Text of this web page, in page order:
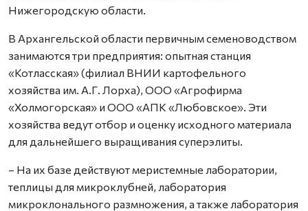
Нижегородскую области.
В Архангельской области первичным семеноводством
занимаются три предприятия: опытная станция
«Котласская» (филиал ВНИИ картофельного
хозяйства им. А.Г. Лорха), ООО «Агрофирма
«Холмогорская» и ООО «АПК «Любовское». Эти
хозяйства ведут отбор и оценку исходного материала
для дальнейшего выращивания суперэлиты.
– На их базе действуют меристемные лаборатории,
теплицы для микроклубней, лаборатория
микроклонального размножения, а также лаборатория